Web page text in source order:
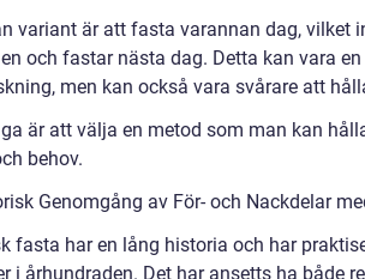
variant är att fasta varannan dag, vilket
och fastar nästa dag. Detta kan vara
men kan också vara svårare att
är att välja en metod som man kan
behov.
Genomgång av För- och Nackdelar
fasta har en lång historia och har
i århundraden. Det har ansetts ha både